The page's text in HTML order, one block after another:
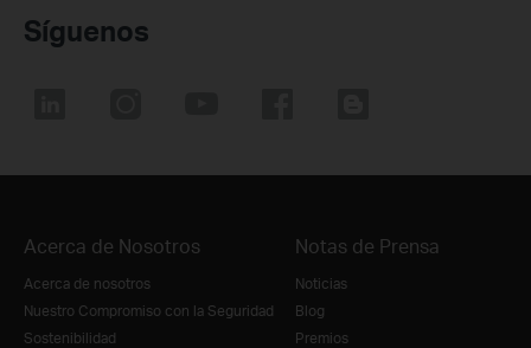
Síguenos
Acerca de Nosotros
Acerca de nosotros
Nuestro Compromiso con la Seguridad
Sostenibilidad
Notas de Prensa
Noticias
Blog
Premios